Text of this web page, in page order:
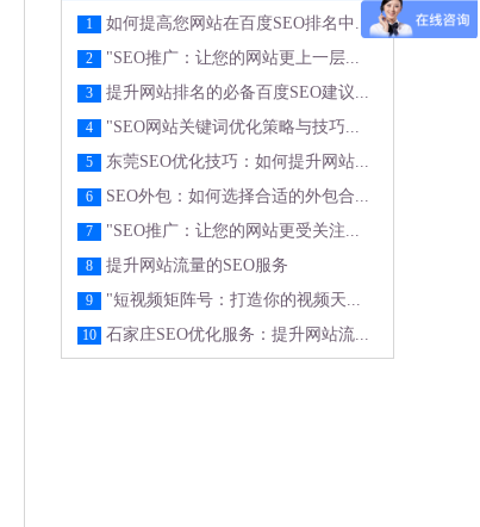
1 如何提高您网站在百度SEO排名中...
2 "SEO推广：让您的网站更上一层...
3 提升网站排名的必备百度SEO建议...
4 "SEO网站关键词优化策略与技巧...
5 东莞SEO优化技巧：如何提升网站...
6 SEO外包：如何选择合适的外包合...
7 "SEO推广：让您的网站更受关注...
8 提升网站流量的SEO服务
9 "短视频矩阵号：打造你的视频天...
10 石家庄SEO优化服务：提升网站流...